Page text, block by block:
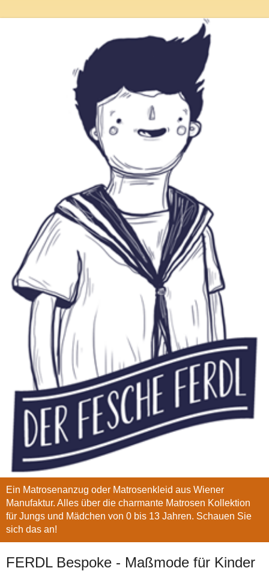
Ein Matrosenanzug oder Matrosenkleid aus Wiener
Manufaktur. Alles über die charmante Matrosen Kollektion
für Jungs und Mädchen von 0 bis 13 Jahren. Schauen Sie
sich das an!
FERDL Bespoke - Maßmode für Kinder